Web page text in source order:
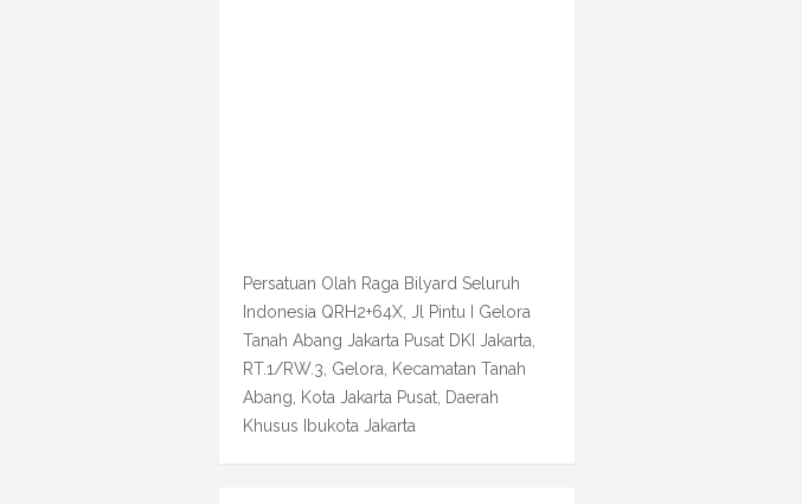
Persatuan Olah Raga Bilyard Seluruh
Indonesia QRH2+64X, Jl Pintu I Gelora
Tanah Abang Jakarta Pusat DKI Jakarta,
RT.1/RW.3, Gelora, Kecamatan Tanah
Abang, Kota Jakarta Pusat, Daerah
Khusus Ibukota Jakarta